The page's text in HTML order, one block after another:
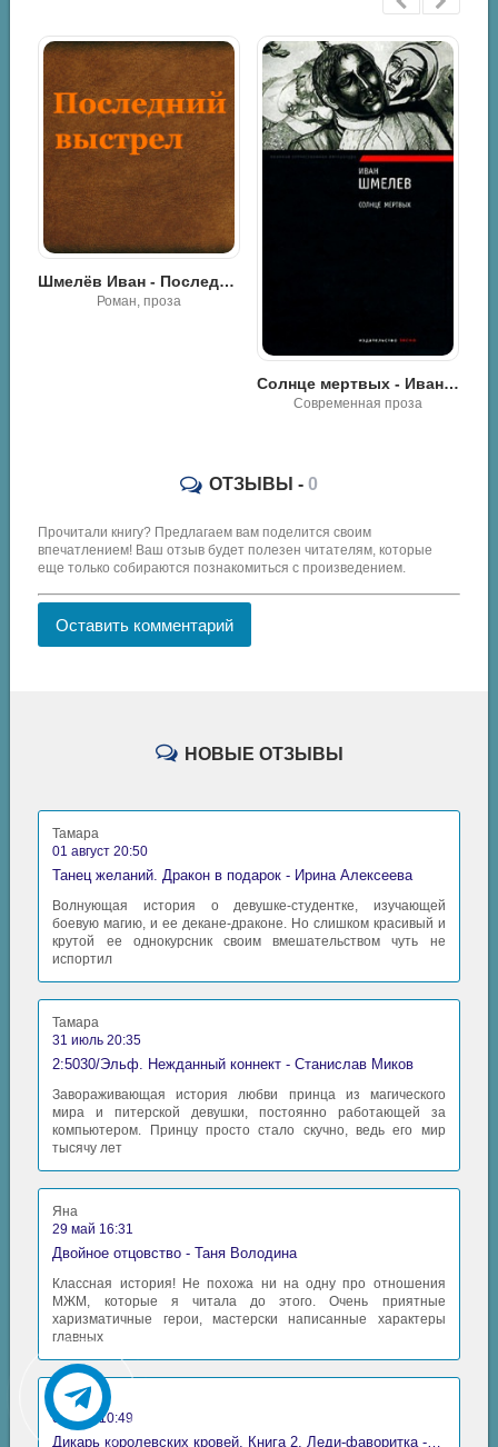
Шмелёв Иван - Повести и рассказы
Роман, проза
ОТЗЫВЫ - 0
Прочитали книгу? Предлагаем вам поделится своим
впечатлением! Ваш отзыв будет полезен читателям, которые
еще только собираются познакомиться с произведением.
Оставить комментарий
НОВЫЕ ОТЗЫВЫ
Тамара
01 август 20:50
Танец желаний. Дракон в подарок - Ирина Алексеева
Волнующая история о девушке-студентке, изучающей
боевую магию, и ее декане-драконе. Но слишком красивый и
крутой ее однокурсник своим вмешательством чуть не
испортил
Тамара
31 июль 20:35
2:5030/Эльф. Нежданный коннект - Станислав Миков
Завораживающая история любви принца из магического
мира и питерской девушки, постоянно работающей за
компьютером. Принцу просто стало скучно, ведь его мир
тысячу лет
Яна
29 май 16:31
Двойное отцовство - Таня Володина
Классная история! Не похожа ни на одну про отношения
МЖМ, которые я читала до этого. Очень приятные
харизматичные герои, мастерски написанные характеры
главных
Аида
06 май 10:49
Дикарь королевских кровей. Книга 2. Леди-фаворитка - Анна Сергеевна Гаврилова